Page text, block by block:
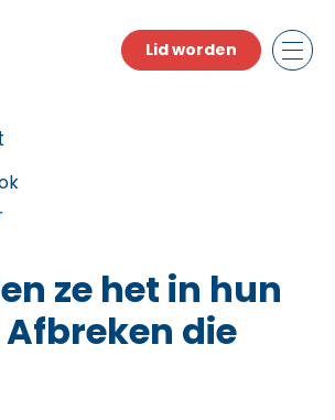
Lid worden
ze het in hun
die